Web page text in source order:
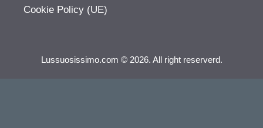
Cookie Policy (UE)
Lussuosissimo.com © 2026. All right reserverd.